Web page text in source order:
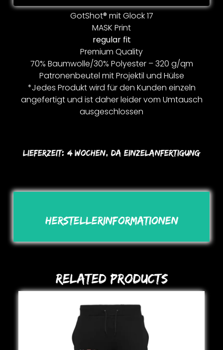
GotShot® mit Glock 17
MASK Print
regular fit
Premium Quality
70% Baumwolle/30% Polyester – 320 g/qm
Patronenbeutel mit Projektil und Hülse
*Jedes Produkt wird für den Kunden einzeln
angefertigt und ist daher leider vom Umtausch
ausgeschlossen
Lieferzeit: 4 Wochen, Da Einzelanfertigung
Herstellerinformationen
Related Products